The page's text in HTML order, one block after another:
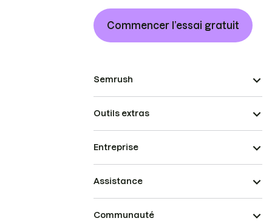
Commencer l’essai gratuit
Semrush
Outils extras
Entreprise
Assistance
Communauté